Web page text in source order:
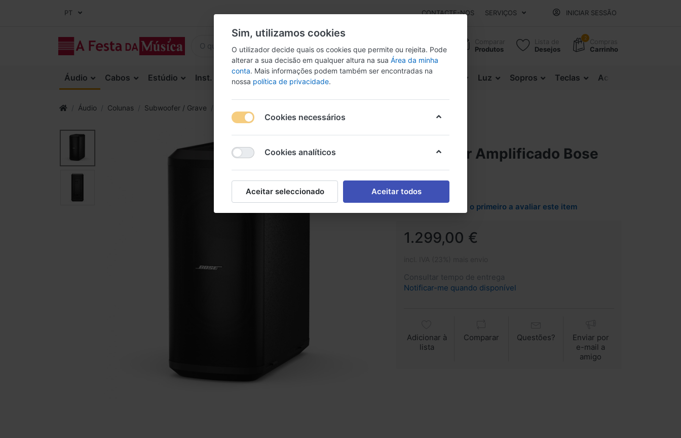
PT CONTACTE-NOS SERVIÇOS INICIAR SESSÃO
Comparar
Produtos
Lista de
Desejos
2
Compras
Carrinho
Áudio Cabos Estúdio Inst. Cordas Inst. Arco Percussão Luz Sopros Teclas Acessórios
Áudio Colunas Subwoofer / Grave
Subwoofer Amplificado Bose
SUB 2
Bose SUB 2
Seja o primeiro a avaliar este item
1.299,00 €
Consultar tempo de entrega
Notificar-me quando disponível
Adicionar à
lista
Comparar Questões?
Enviar por
e-mail a
amigo
Sim, utilizamos cookies
O utilizador decide quais os cookies que permite ou rejeita. Pode
alterar a sua decisão em qualquer altura na sua Área da minha
conta. Mais informações podem também ser encontradas na
nossa política de privacidade.
Cookies necessários
Cookies analíticos
Aceitar seleccionado Aceitar todos